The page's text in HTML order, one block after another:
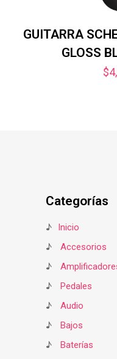
GUITARRA
GLOSS
$
Categorías
♪
Inicio
♪
Accesorios
♪
♪
Pedales
♪
Audio
♪
Bajos
♪
Baterías